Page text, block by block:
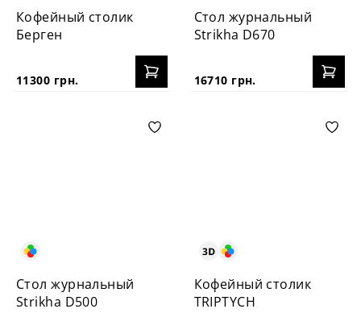
Кофейный столик
Берген
11300 грн.
Стол журнальный
Strikha D670
16710 грн.
Стол журнальный
Strikha D500
Кофейный столик
TRIPTYCH